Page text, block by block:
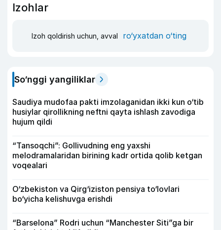
Izohlar
Izoh qoldirish uchun, avval ro‘yxatdan o‘ting
So‘nggi yangiliklar
Saudiya mudofaa pakti imzolaganidan ikki kun o‘tib
husiylar qirollikning neftni qayta ishlash zavodiga
hujum qildi
“Tansoqchi”: Gollivudning eng yaxshi
melodramalaridan birining kadr ortida qolib ketgan
voqealari
O‘zbekiston va Qirg‘iziston pensiya to‘lovlari
bo‘yicha kelishuvga erishdi
“Barselona” Rodri uchun “Manchester Siti”ga bir